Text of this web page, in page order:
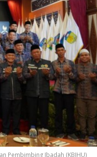
Pembimbing Ibadah (KBIHU)